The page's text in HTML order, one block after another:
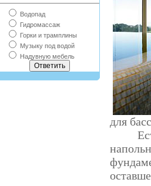
Водопад
Гидромассаж
Горки и трамплины
Музыку под водой
Надувную мебель
для